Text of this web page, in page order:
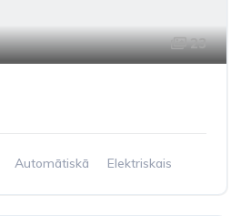
23
Automātiskā
Elektriskais